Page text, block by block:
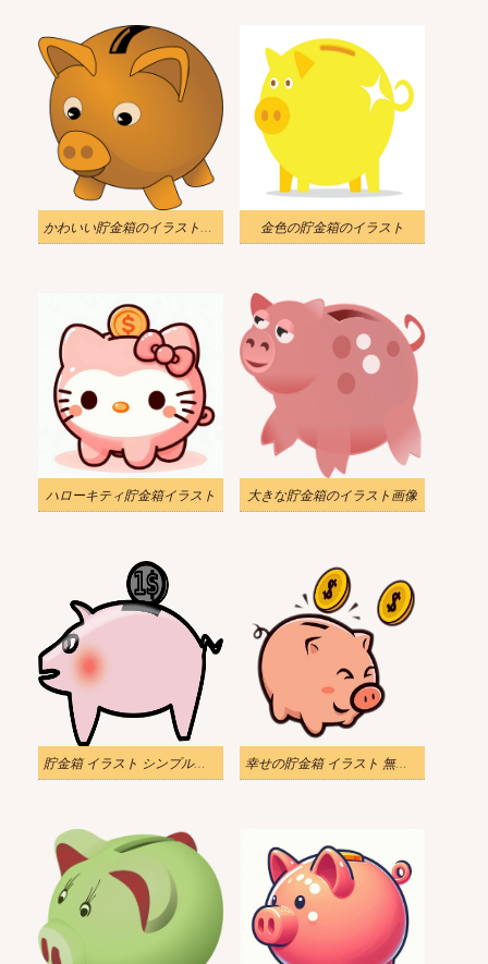
かわいい貯金箱のイラストの背景 金色の貯金箱のイラスト
ハローキティ貯金箱イラスト 大きな貯金箱のイラスト画像
貯金箱 イラスト シンプルイメージ 幸せの貯金箱 イラスト 無料素材